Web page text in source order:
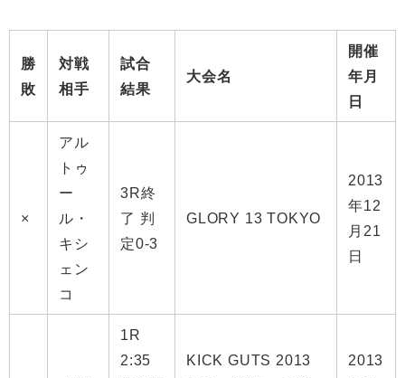
勝
敗
対戦
相手
試合
結果
大会名
開催
年月
日
×
アル
トゥ
ー
ル・
キシ
ェン
コ
3R終
了 判
定0-3
GLORY 13 TOKYO
2013
年12
月21
日
1R
2:35
KICK GUTS 2013
2013